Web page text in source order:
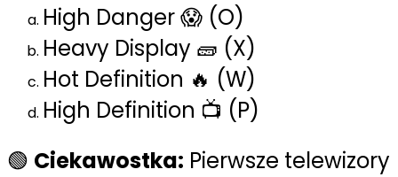
High Danger 😱 (O)
Heavy Display 🧱 (X)
Hot Definition 🔥 (W)
High Definition 📺 (P)
🟢 Ciekawostka: Pierwsze telewizory